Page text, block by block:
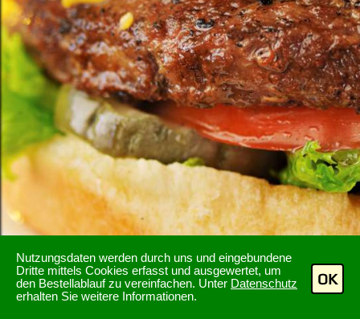
Nutzungsdaten werden durch uns und eingebundene
Dritte mittels Cookies erfasst und ausgewertet, um
den Bestellablauf zu vereinfachen. Unter Datenschutz
erhalten Sie weitere Informationen.
OK